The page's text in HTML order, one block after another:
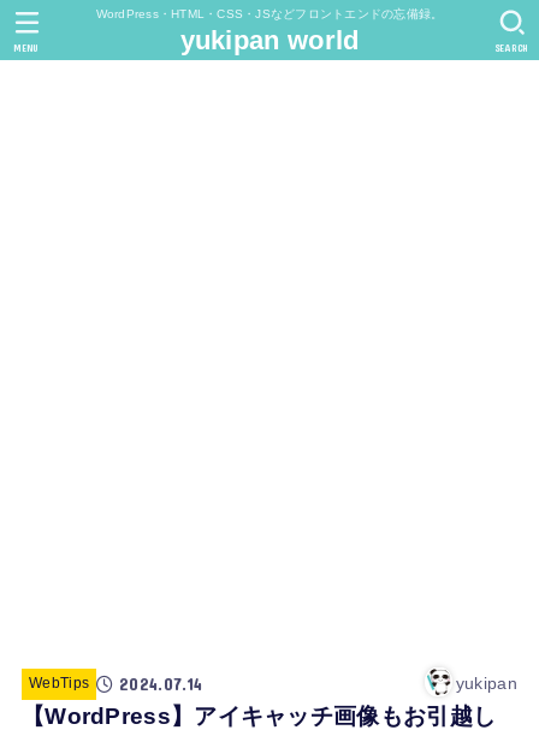
WordPress・HTML・CSS・JSなどフロントエンドの忘備録。
yukipan world SEARCH
MENU
WebTips 2024.07.14 yukipan
【WordPress】アイキャッチ画像もお引越し